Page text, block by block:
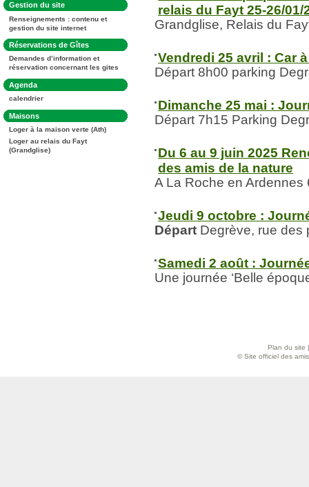
Dans
la
rubrique
:
Gestion du site
Renseignements : contenu et
gestion du site internet
Dans
la
rubrique
:
Réservations de Gîtes
Demandes d’information et
réservation concernant les gites
Dans
la
rubrique
:
Agenda
calendrier
Dans
la
rubrique
:
Maisons
Loger à la maison verte (Ath)
Loger au relais du Fayt
(Grandglise)
relais du Fayt 25-26/01/
Grandglise, Relais du
Vendredi 25 avril : Car
Départ 8h00 parking
Dimanche 25 mai :
Départ 7h15 Parking
Du 6 au 9 juin 2025
des amis de la nature
A La Roche en Ardennes
Jeudi 9 octobre :
Départ Degrève, rue des
Samedi 2 août :
Une journée ‘Belle
Plan du site
© Site officiel des